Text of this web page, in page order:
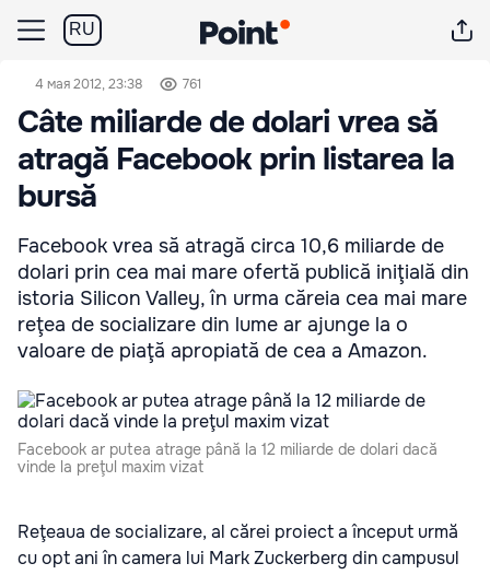
RU
4 мая 2012, 23:38 761
Câte miliarde de dolari vrea să
atragă Facebook prin listarea la
bursă
Facebook vrea să atragă circa 10,6 miliarde de
dolari prin cea mai mare ofertă publică iniţială din
istoria Silicon Valley, în urma căreia cea mai mare
reţea de socializare din lume ar ajunge la o
valoare de piaţă apropiată de cea a Amazon.
Facebook ar putea atrage până la 12 miliarde de dolari dacă
vinde la preţul maxim vizat
Reţeaua de socializare, al cărei proiect a început urmă
cu opt ani în camera lui Mark Zuckerberg din campusul